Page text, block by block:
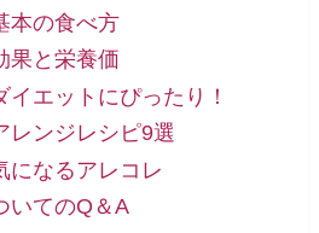
本の食べ方
果と栄養価
エットにぴったり！
レンジレシピ9選
になるアレコレ
いてのQ＆A